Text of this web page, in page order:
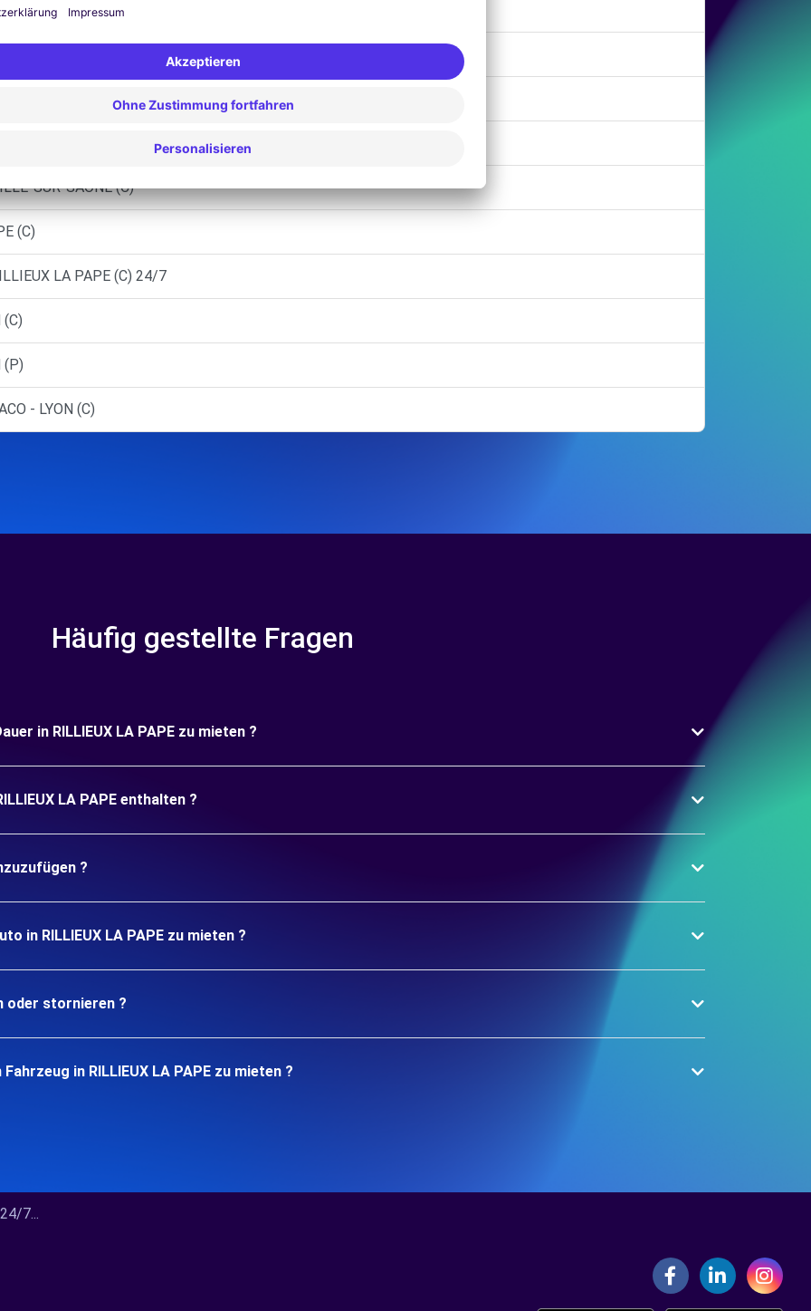
VELIN
- VILLEURBANNE (C)
SUR-SAONE (C)
(C)
LA PAPE (C) 24/7
(P)
- LYON (C)
Häufig gestellte Fragen
in RILLIEUX LA PAPE zu mieten ?
LA PAPE enthalten ?
?
in RILLIEUX LA PAPE zu mieten ?
oder stornieren ?
in RILLIEUX LA PAPE zu mieten ?
7...